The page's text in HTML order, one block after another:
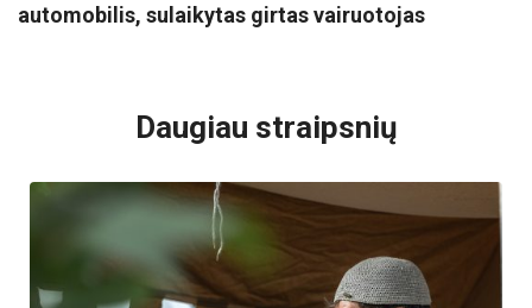
automobilis, sulaikytas girtas vairuotojas
Daugiau straipsnių